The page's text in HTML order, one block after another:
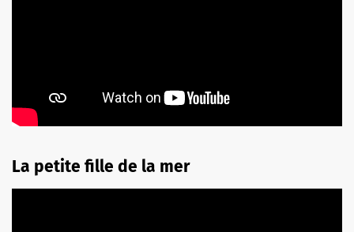
La petite fille de la mer